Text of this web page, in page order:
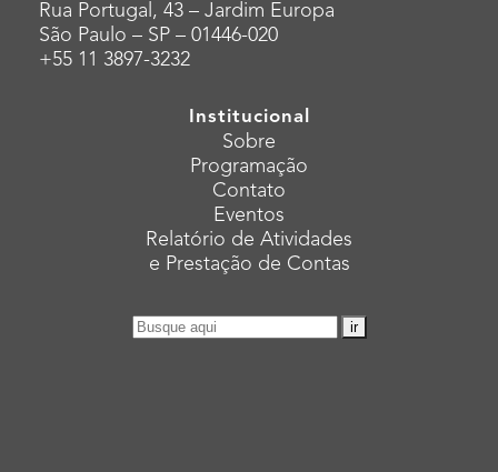
Rua Portugal, 43 – Jardim Europa
São Paulo – SP – 01446-020
+55 11 3897-3232
Institucional
Sobre
Programação
Contato
Eventos
Relatório de Atividades
e Prestação de Contas